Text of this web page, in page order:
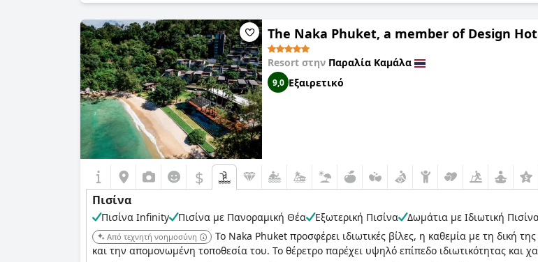
The Naka Phuket, a member of Design
Resort στην Παραλία Καμάλα
9,0 Εξαιρετικό
$
Πισίνα
Πισίνα Infinity Πισίνα με Πανοραμική Θέα Εξωτερική Πισίνα Δωμάτια με Ιδιωτική
Από τεχνητή νοημοσύνη
Το Naka Phuket προσφέρει ιδιωτικές βίλες, η καθεμία με τη δική
και την απομονωμένη τοποθεσία του. Το θέρετρο παρέχει υψηλό επίπεδο ιδιωτικότητας και